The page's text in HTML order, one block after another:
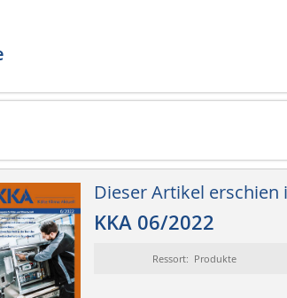
Dieser Artikel erschien
KKA 06/2022
Ressort: Produkte